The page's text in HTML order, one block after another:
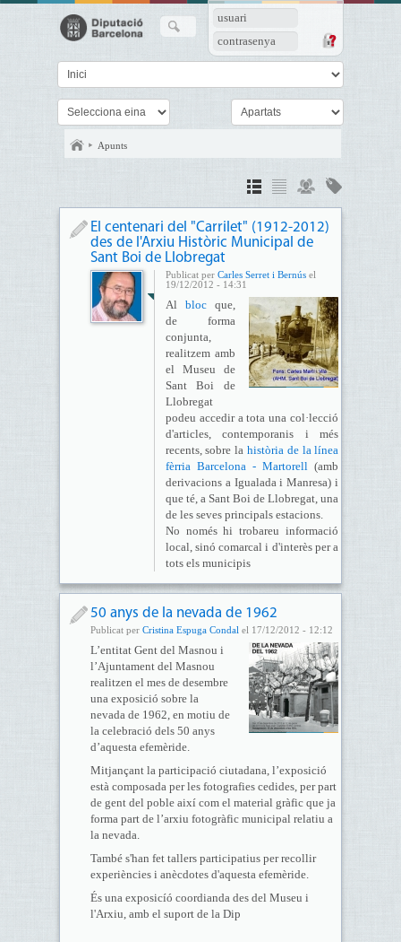
usuari
contrasenya
Apunts
El centenari del "Carrilet" (1912-2012)
des de l'Arxiu Històric Municipal de
Sant Boi de Llobregat
Publicat per Carles Serret i Bernúsel
19/12/2012 - 14:31
Al bloc que,
de forma
conjunta,
realitzem amb
el Museu de
Sant Boi de
Llobregat
podeu accedir a tota una col·lecció
d'articles, contemporanis i més
recents, sobre la història de la línea
fèrria Barcelona - Martorell (amb
derivacions a Igualada i Manresa) i
que té, a Sant Boi de Llobregat, una
de les seves principals estacions.
No només hi trobareu informació
local, sinó comarcal i d'interès per a
tots els municipis
50 anys de la nevada de 1962
Publicat per Cristina Espuga Condal el 17/12/2012 - 12:12
L’entitat Gent del Masnou i
l’Ajuntament del Masnou
realitzen el mes de desembre
una exposició sobre la
nevada de 1962, en motiu de
la celebració dels 50 anys
d’aquesta efemèride.
Mitjançant la participació ciutadana, l’exposició
està composada per les fotografies cedides, per part
de gent del poble així com el material gràfic que ja
forma part de l’arxiu fotogràfic municipal relatiu a
la nevada.
També s'han fet tallers participatius per recollir
experiències i anècdotes d'aquesta efemèride.
És una exposicíó coordianda des del Museu i
l'Arxiu, amb el suport de la Dip